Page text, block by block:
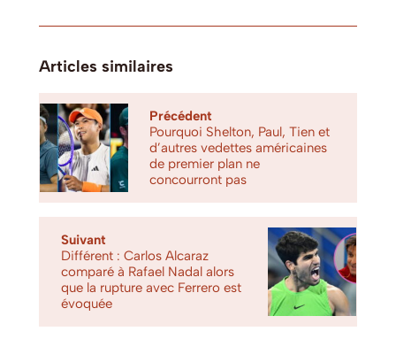
Articles similaires
Précédent
Pourquoi Shelton, Paul, Tien et
d’autres vedettes américaines
de premier plan ne
concourront pas
Suivant
Différent : Carlos Alcaraz
comparé à Rafael Nadal alors
que la rupture avec Ferrero est
évoquée